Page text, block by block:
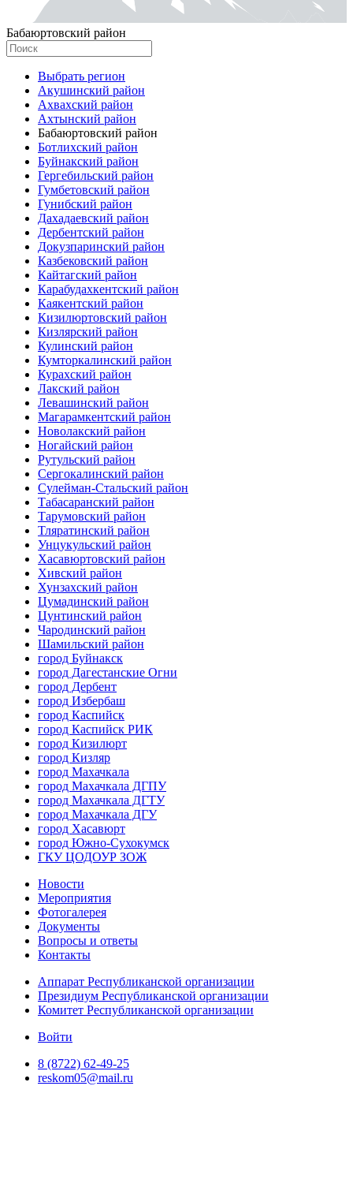
Бабаюртовский район
Выбрать регион
Акушинский район
Ахвахский район
Ахтынский район
Бабаюртовский район
Ботлихский район
Буйнакский район
Гергебильский район
Гумбетовский район
Гунибский район
Дахадаевский район
Дербентский район
Докузпаринский район
Казбековский район
Кайтагский район
Карабудахкентский район
Каякентский район
Кизилюртовский район
Кизлярский район
Кулинский район
Кумторкалинский район
Курахский район
Лакский район
Левашинский район
Магарамкентский район
Новолакский район
Ногайский район
Рутульский район
Сергокалинский район
Сулейман-Стальский район
Табасаранский район
Тарумовский район
Тляратинский район
Унцукульский район
Хасавюртовский район
Хивский район
Хунзахский район
Цумадинский район
Цунтинский район
Чародинский район
Шамильский район
город Буйнакск
город Дагестанские Огни
город Дербент
город Избербаш
город Каспийск
город Каспийск РИК
город Кизилюрт
город Кизляр
город Махачкала
город Махачкала ДГПУ
город Махачкала ДГТУ
город Махачкала ДГУ
город Хасавюрт
город Южно-Сухокумск
ГКУ ЦОДОУР ЗОЖ
Новости
Мероприятия
Фотогалерея
Документы
Вопросы и ответы
Контакты
Аппарат Республиканской организации
Президиум Республиканской организации
Комитет Республиканской организации
Войти
8 (8722) 62-49-25
reskom05@mail.ru